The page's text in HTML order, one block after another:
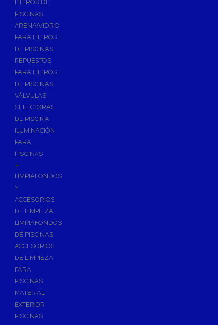
FILTROS DE
PISCINAS
ARENA/VIDRIO
PARA FILTROS
DE PISCINAS
REPUESTOS
PARA FILTROS
DE PISCINAS
VÁLVULAS
SELECTORAS
DE PISCINA
ILUMINACIÓN
PARA
PISCINAS
+
LIMPIAFONDOS
Y
ACCESORIOS
DE LIMPIEZA
LIMPIAFONDOS
DE PISCINAS
ACCESORIOS
DE LIMPIEZA
PARA
PISCINAS
MATERIAL
EXTERIOR
PISCINAS